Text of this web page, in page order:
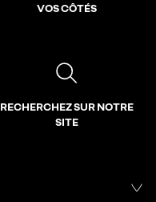
VOS CÔTÉS
RECHERCHEZ SUR NOTRE
SITE